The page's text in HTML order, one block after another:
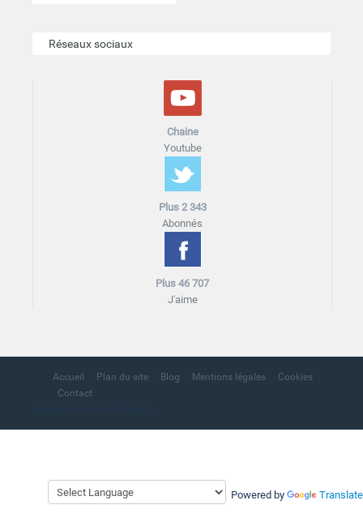
Powered by Translate
Réseaux sociaux
Chaine
Youtube
Plus 2 343
Abonnés
Plus 46 707
J'aime
Accueil Plan du site Blog Mentions légales
Cookies
Contact